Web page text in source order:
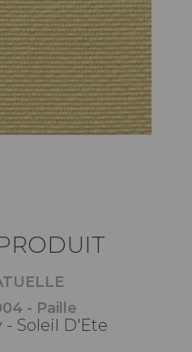
- Paille
- Soleil D'Ete